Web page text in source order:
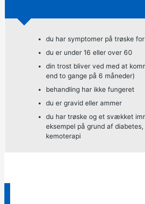
du har symptomer på trøske
du er under 16 eller over 60
din trost bliver ved med at
end to gange på 6 måneder)
behandling har ikke fungeret
du er gravid eller ammer
du har trøske og et svækket
eksempel på grund af
kemoterapi